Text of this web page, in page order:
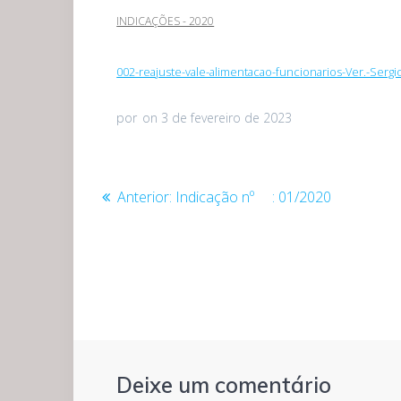
INDICAÇÕES - 2020
002-reajuste-vale-alimentacao-funcionarios-Ver.-
por on 3 de fevereiro de 2023
Navegação
Anterior: Post
Indicação nº : 01/2020
Deixe um comentário